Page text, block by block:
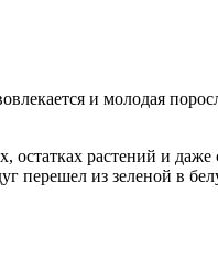
и молодая
остатках растений и
перешел из зеленой в